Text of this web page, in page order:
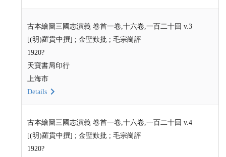
古本繪圖三國志演義 卷首一卷,十六卷,一百二十回 v.3
[(明)羅貫中撰] ; 金聖歎批 ; 毛宗崗評
1920?
天寶書局印行
上海市
Details
古本繪圖三國志演義 卷首一卷,十六卷,一百二十回 v.4
[(明)羅貫中撰] ; 金聖歎批 ; 毛宗崗評
1920?